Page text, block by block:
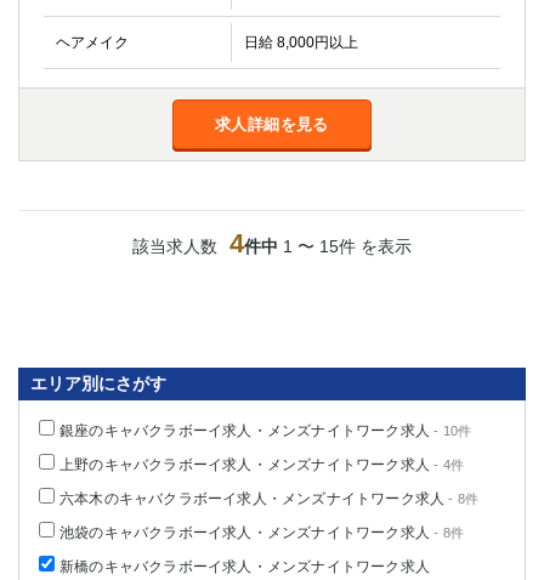
ヘアメイク 日給 8,000円以上
求人詳細を見る
該当求人数 4件中 1 〜 15件 を表示
エリア別にさがす
銀座のキャバクラボーイ求人・メンズナイトワーク求人 - 10件
上野のキャバクラボーイ求人・メンズナイトワーク求人 - 4件
六本木のキャバクラボーイ求人・メンズナイトワーク求人 - 8件
池袋のキャバクラボーイ求人・メンズナイトワーク求人 - 8件
新橋のキャバクラボーイ求人・メンズナイトワーク求人